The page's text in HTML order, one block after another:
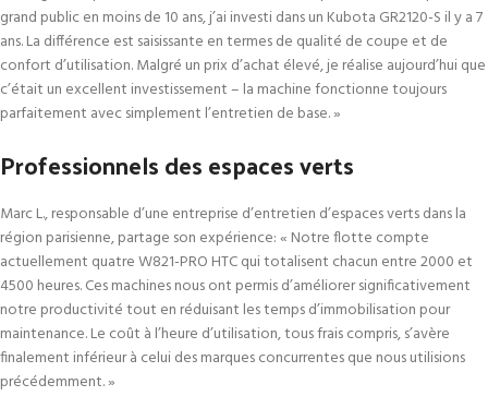
grand public en moins de 10 ans, j’ai investi dans un Kubota GR2120-S il y a 7
ans. La différence est saisissante en termes de qualité de coupe et de
confort d’utilisation. Malgré un prix d’achat élevé, je réalise aujourd’hui que
c’était un excellent investissement – la machine fonctionne toujours
parfaitement avec simplement l’entretien de base. »
Professionnels des espaces verts
Marc L., responsable d’une entreprise d’entretien d’espaces verts dans la
région parisienne, partage son expérience: « Notre flotte compte
actuellement quatre W821-PRO HTC qui totalisent chacun entre 2000 et
4500 heures. Ces machines nous ont permis d’améliorer significativement
notre productivité tout en réduisant les temps d’immobilisation pour
maintenance. Le coût à l’heure d’utilisation, tous frais compris, s’avère
finalement inférieur à celui des marques concurrentes que nous utilisions
précédemment. »